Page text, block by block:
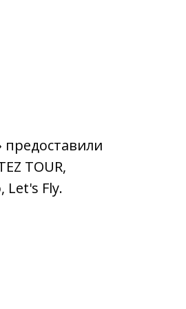
TOUR,
Let's Fly.